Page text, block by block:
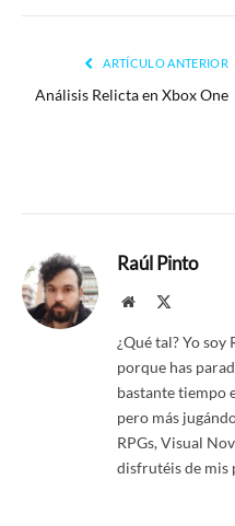
ARTÍCULO ANTERIOR
Análisis Relicta en Xbox One
Raúl Pinto
Website
¿Qué tal? Yo soy
porque has
bastante tiempo
pero más
RPGs, Visual
disfrutéis de mis